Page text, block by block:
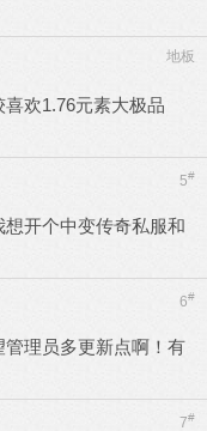
地板
欢1.76元素大极品
5#
开个中变传奇私服和
6#
理员多更新点啊！有
7#